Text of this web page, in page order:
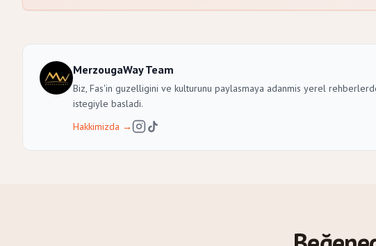
MerzougaWay Team
Biz, Fas'in guzelligini ve kulturunu paylasmaya adanmis yerel
istegiyle basladi.
Hakkimizda →